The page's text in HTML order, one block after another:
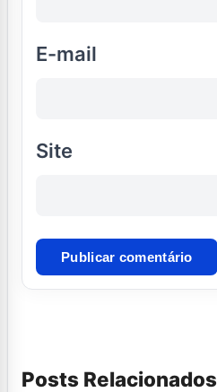
E-mail
Site
Posts Relacionados